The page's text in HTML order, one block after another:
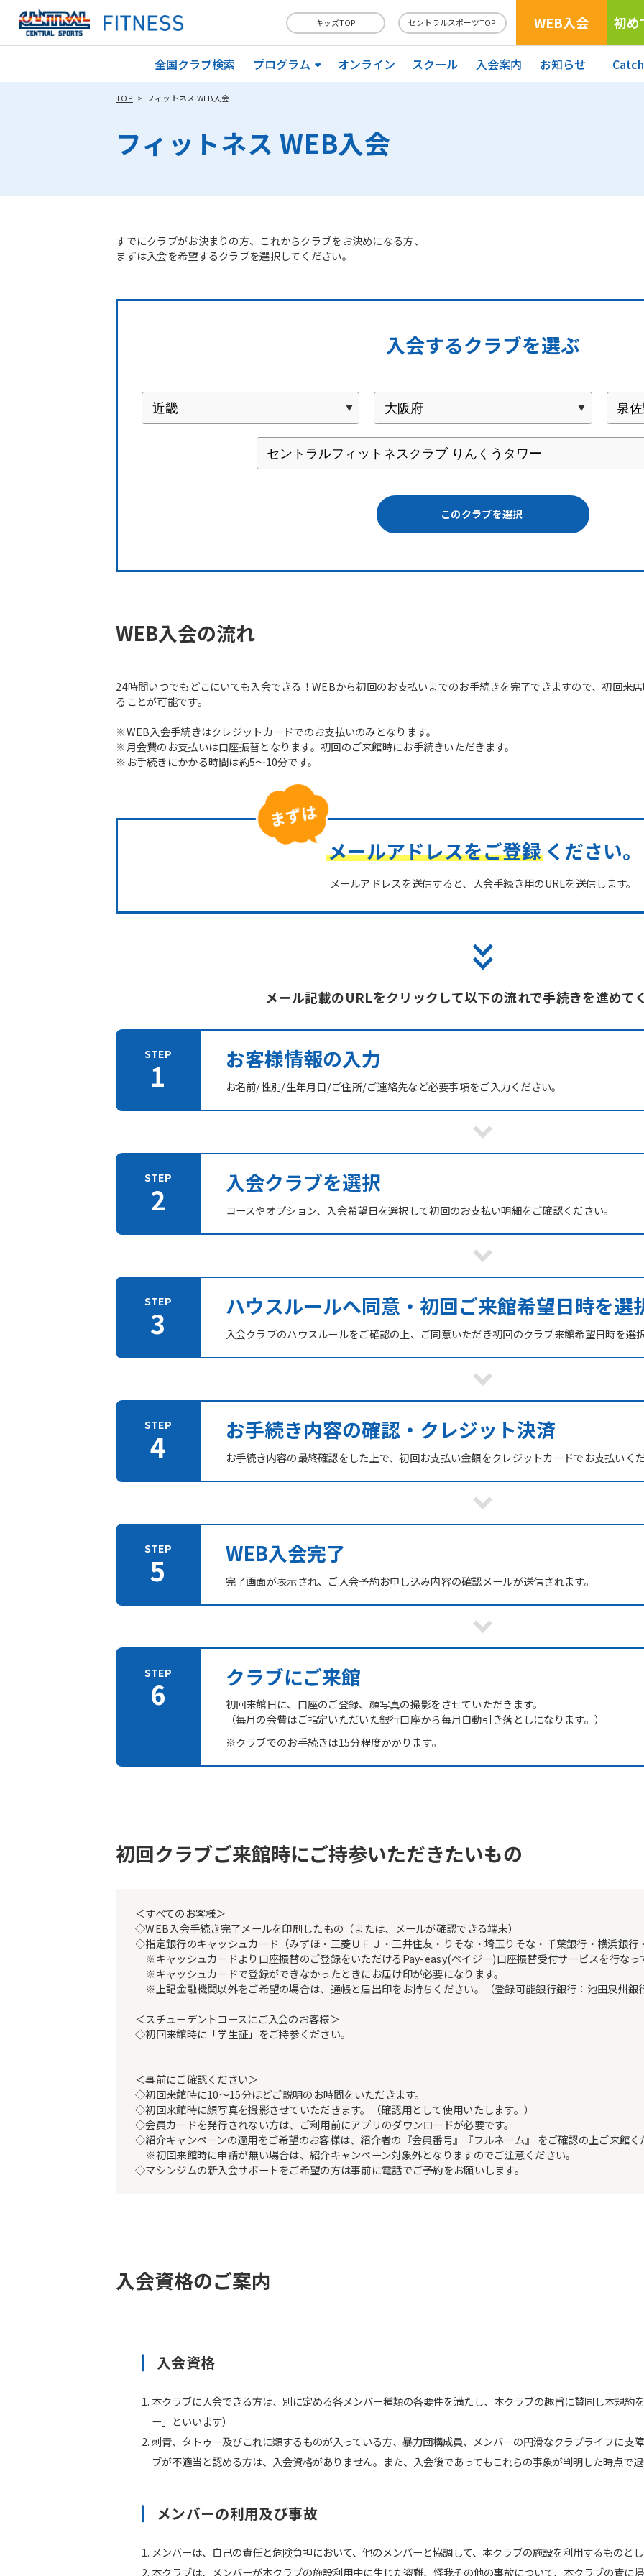
キッズTOP セントラルスポーツTOP WEB入会 初め
全国クラブ検索 プログラム オンライン スクール 入会案内 お知らせ
TOP フィットネス WEB入会
フィットネス WEB入会
すでにクラブがお決まりの方、これからクラブをお決めになる方、
まずは入会を希望するクラブを選択してください。
入会するクラブを選ぶ
このクラブを選択
WEB入会の流れ
24時間いつでもどこにいても入会できる！WEBから初回のお支払いまでのお手続きを完了できますので、初回来
ることが可能です。
※WEB入会手続きはクレジットカードでのお支払いのみとなります。
※月会費のお支払いは口座振替となります。初回のご来館時にお手続きいただきます。
※お手続きにかかる時間は約5～10分です。
メールアドレスをご登録 ください。
メールアドレスを送信すると、入会手続き用のURLを送信します。
メール記載のURLをクリックして以下の流れで手続きを進めて
お客様情報の入力
お名前/性別/生年月日/ご住所/ご連絡先など必要事項をご入力ください。
入会クラブを選択
コースやオプション、入会希望日を選択して初回のお支払い明細をご確認ください。
ハウスルールへ同意・初回ご来館希望日時を選
入会クラブのハウスルールをご確認の上、ご同意いただき初回のクラブ来館希望日時を選
お手続き内容の確認・クレジット決済
お手続き内容の最終確認をした上で、初回お支払い金額をクレジットカードでお支払いくだ
WEB入会完了
完了画面が表示され、ご入会予約お申し込み内容の確認メールが送信されます。
クラブにご来館
初回来館日に、口座のご登録、顔写真の撮影をさせていただきます。
（毎月の会費はご指定いただいた銀行口座から毎月自動引き落としになります。）
※クラブでのお手続きは15分程度かかります。
初回クラブご来館時にご持参いただきたいもの
＜すべてのお客様＞
◇WEB入会手続き完了メールを印刷したもの（または、メールが確認できる端末）
◇指定銀行のキャッシュカード（みずほ・三菱ＵＦＪ・三井住友・りそな・埼玉りそな・千葉銀行・横浜銀行
※キャッシュカードより口座振替のご登録をいただけるPay-easy(ペイジー)口座振替受付サービスを行なっ
※キャッシュカードで登録ができなかったときにお届け印が必要になります。
※上記金融機関以外をご希望の場合は、通帳と届出印をお持ちください。（登録可能銀行銀行：池田泉州銀
＜スチューデントコースにご入会のお客様＞
◇初回来館時に「学生証」をご持参ください。
＜事前にご確認ください＞
◇初回来館時に10～15分ほどご説明のお時間をいただきます。
◇初回来館時に顔写真を撮影させていただきます。（確認用として使用いたします。）
◇会員カードを発行されない方は、ご利用前にアプリのダウンロードが必要です。
◇紹介キャンペーンの適用をご希望のお客様は、紹介者の『会員番号』『フルネーム』 をご確認の上ご来館く
※初回来館時に申請が無い場合は、紹介キャンペーン対象外となりますのでご注意ください。
◇マシンジムの新入会サポートをご希望の方は事前に電話でご予約をお願いします。
入会資格のご案内
入会資格
本クラブに入会できる方は、別に定める各メンバー種類の各要件を満たし、本クラブの趣旨に賛同し本規約
ー」といいます）
刺青、タトゥー及びこれに類するものが入っている方、暴力団構成員、メンバーの円滑なクラブライフに支
ブが不適当と認める方は、入会資格がありません。また、入会後であってもこれらの事象が判明した時点で退
メンバーの利用及び事故
メンバーは、自己の責任と危険負担において、他のメンバーと協調して、本クラブの施設を利用するものとし
本クラブは、メンバーが本クラブの施設利用中に生じた盗難、怪我その他の事故について、本クラブの責に
For foreigners
automatic translation) to return to
translation service, the Japanese
original content. We ask that you
fully understand this before using